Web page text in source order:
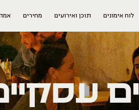
לוח אימונים תוכן ואירועים מחירים